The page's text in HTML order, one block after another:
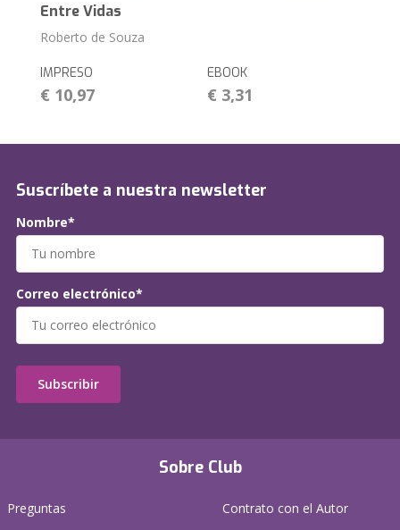
Entre Vidas
Roberto de Souza
IMPRESO
€ 10,97
EBOOK
€ 3,31
Sobre Club
Preguntas
Contrato con el Autor
Suscríbete a nuestra newsletter
Nombre*
Correo electrónico*
Subscribir